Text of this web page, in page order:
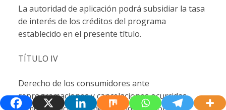
La autoridad de aplicación podrá subsidiar la tasa
de interés de los créditos del programa
establecido en el presente título.
TÍTULO IV
Derecho de los consumidores ante
reprogramaciones y cancelaciones ocurridas